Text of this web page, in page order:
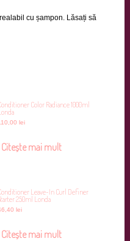
cu șampon. Lăsați să
Color Radiance 1000ml
lei
Citește mai mult
Leave-In Curl Definer
250ml Londa
lei
Citește mai mult